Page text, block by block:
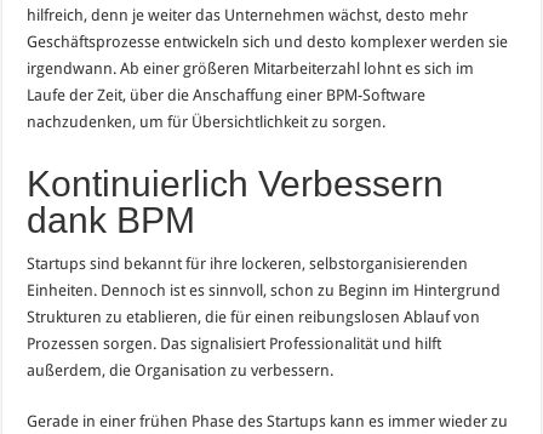
hilfreich, denn je weiter das Unternehmen wächst, desto mehr
Geschäftsprozesse entwickeln sich und desto komplexer werden sie
irgendwann. Ab einer größeren Mitarbeiterzahl lohnt es sich im
Laufe der Zeit, über die Anschaffung einer BPM-Software
nachzudenken, um für Übersichtlichkeit zu sorgen.
Kontinuierlich Verbessern
dank BPM
Startups sind bekannt für ihre lockeren, selbstorganisierenden
Einheiten. Dennoch ist es sinnvoll, schon zu Beginn im Hintergrund
Strukturen zu etablieren, die für einen reibungslosen Ablauf von
Prozessen sorgen. Das signalisiert Professionalität und hilft
außerdem, die Organisation zu verbessern.
Gerade in einer frühen Phase des Startups kann es immer wieder zu